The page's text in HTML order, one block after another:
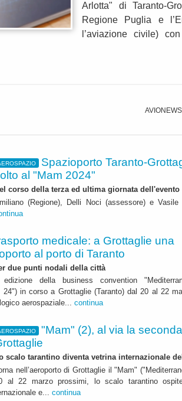
Arlotta" di Taranto-
Regione Puglia e
l’aviazione civile)
Spazioporto Taranto-
al "Mam 2024"
corso della terza ed ultima giornata dell'evento
(Regione), Delli Noci (assessore) e Vasile
medicale: a Grottaglie una
al porto di Taranto
due punti nodali della città
della business convention
in corso a Grottaglie (Taranto) dal 20 al 22
aerospaziale... continua
"Mam" (2), al via la
scalo tarantino diventa vetrina internazionale
nell’aeroporto di Grottaglie il "Mam"
al 22 marzo prossimi, lo scalo tarantino
e... continua